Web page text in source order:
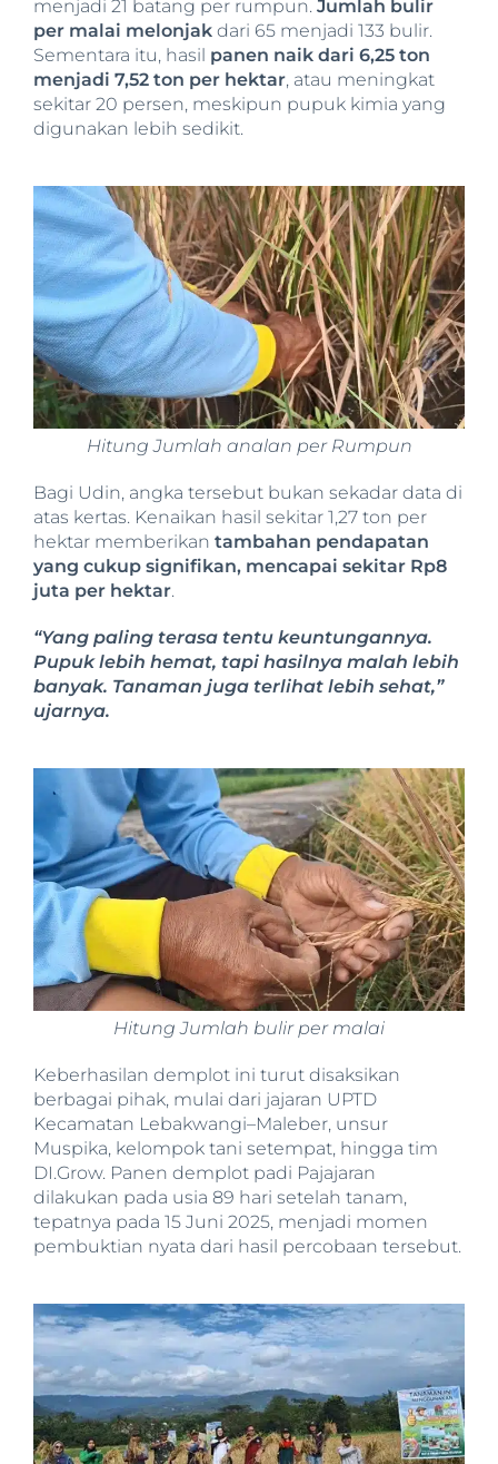
menjadi 21 batang per rumpun. Jumlah bulir
per malai melonjak dari 65 menjadi 133 bulir.
Sementara itu, hasil panen naik dari 6,25 ton
menjadi 7,52 ton per hektar, atau meningkat
sekitar 20 persen, meskipun pupuk kimia yang
digunakan lebih sedikit.
Hitung Jumlah analan per Rumpun
Bagi Udin, angka tersebut bukan sekadar data di
atas kertas. Kenaikan hasil sekitar 1,27 ton per
hektar memberikan tambahan pendapatan
yang cukup signifikan, mencapai sekitar Rp8
juta per hektar.
“Yang paling terasa tentu keuntungannya.
Pupuk lebih hemat, tapi hasilnya malah lebih
banyak. Tanaman juga terlihat lebih sehat,”
ujarnya.
Hitung Jumlah bulir per malai
Keberhasilan demplot ini turut disaksikan
berbagai pihak, mulai dari jajaran UPTD
Kecamatan Lebakwangi–Maleber, unsur
Muspika, kelompok tani setempat, hingga tim
DI.Grow. Panen demplot padi Pajajaran
dilakukan pada usia 89 hari setelah tanam,
tepatnya pada 15 Juni 2025, menjadi momen
pembuktian nyata dari hasil percobaan tersebut.